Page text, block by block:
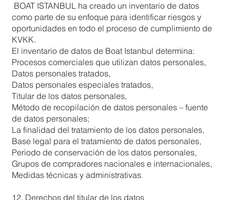
BOAT ISTANBUL ha creado un inventario de datos
como parte de su enfoque para identificar riesgos y
oportunidades en todo el proceso de cumplimiento de
KVKK.
El inventario de datos de Boat Istanbul determina:
Procesos comerciales que utilizan datos personales,
Datos personales tratados,
Datos personales especiales tratados,
Titular de los datos personales,
Método de recopilación de datos personales – fuente
de datos personales;
La finalidad del tratamiento de los datos personales,
Base legal para el tratamiento de datos personales,
Periodo de conservación de los datos personales,
Grupos de compradores nacionales e internacionales,
Medidas técnicas y administrativas.
12. Derechos del titular de los datos